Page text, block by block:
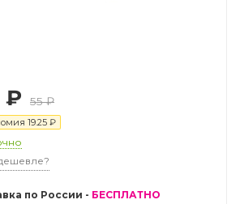
₽ 55₽
19.25 ₽
по России - БЕСПЛАТНО